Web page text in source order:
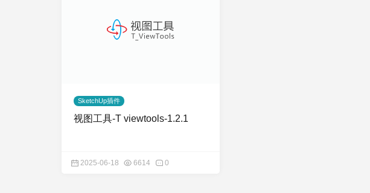
SketchUp插件
视图工具-T viewtools-1.2.1
2025-06-18 6614 0